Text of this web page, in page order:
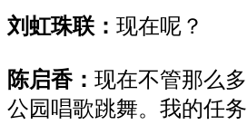
刘虹珠联： 现在呢？
陈启香： 现在不管那么
公园唱歌跳舞。我的任